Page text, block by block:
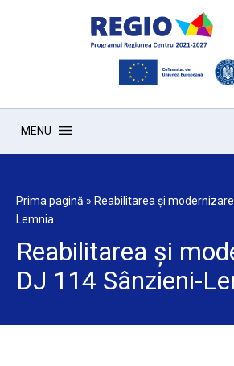
MENU
Prima pagină » Reabilitarea și
Lemnia
Reabilitarea și
DJ 114 Sânzieni-